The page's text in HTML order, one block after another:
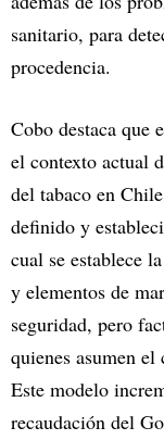
sanitario, para
procedencia.
Cobo destaca que
el contexto actual
del tabaco en
definido y
cual se establece
y elementos de
seguridad, pero
quienes asumen
Este modelo
recaudación del